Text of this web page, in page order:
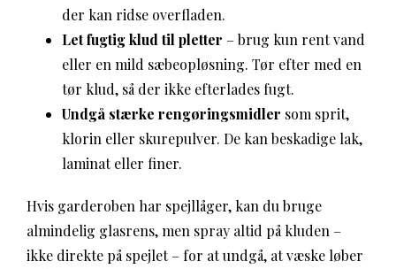
der kan ridse overfladen.
Let fugtig klud til pletter – brug kun rent vand
eller en mild sæbeopløsning. Tør efter med en
tør klud, så der ikke efterlades fugt.
Undgå stærke rengøringsmidler som sprit,
klorin eller skurepulver. De kan beskadige lak,
laminat eller finer.
Hvis garderoben har spejllåger, kan du bruge
almindelig glasrens, men spray altid på kluden –
ikke direkte på spejlet – for at undgå, at væske løber